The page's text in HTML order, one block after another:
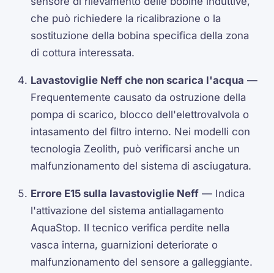
che può richiedere la ricalibrazione o la
sostituzione della bobina specifica della zona
di cottura interessata.
Lavastoviglie Neff che non scarica l'acqua —
Frequentemente causato da ostruzione della
pompa di scarico, blocco dell'elettrovalvola o
intasamento del filtro interno. Nei modelli con
tecnologia Zeolith, può verificarsi anche un
malfunzionamento del sistema di asciugatura.
Errore E15 sulla lavastoviglie Neff — Indica
l'attivazione del sistema antiallagamento
AquaStop. Il tecnico verifica perdite nella
vasca interna, guarnizioni deteriorate o
malfunzionamento del sensore a galleggiante.